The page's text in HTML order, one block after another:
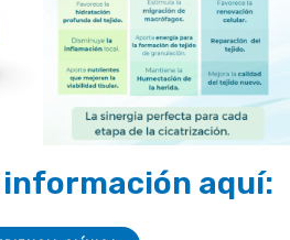
información aquí: